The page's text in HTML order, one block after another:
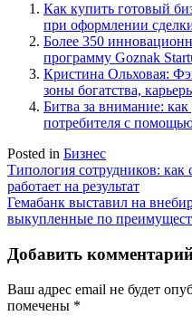
Как купить готовый
при оформлении
Более 350
программу Goznak
Кристина Ольховая:
зоны богатства,
Битва за внимание:
потребителя с
Posted in Бизнес
Навигация
по
записям
Типология сотрудников: как
работает на результат
Гемабанк выставил на
выкупленные по
Добавить
Ваш адрес email не будет
помечены *